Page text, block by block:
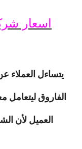
اسعار
يتساءل
الفاروق ليتعامل
العميل لأن